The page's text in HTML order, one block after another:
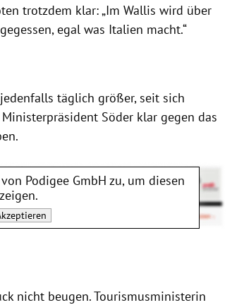
trotzdem klar: „Im Wallis wird über
egal was Italien macht.“
täglich größer, seit sich
Söder klar gegen das
Podigee GmbH zu, um diesen
nicht beugen. Tourismusministerin